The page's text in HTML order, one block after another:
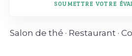
SOUMETTRE VOTRE
Salon de thé · Restaurant ·